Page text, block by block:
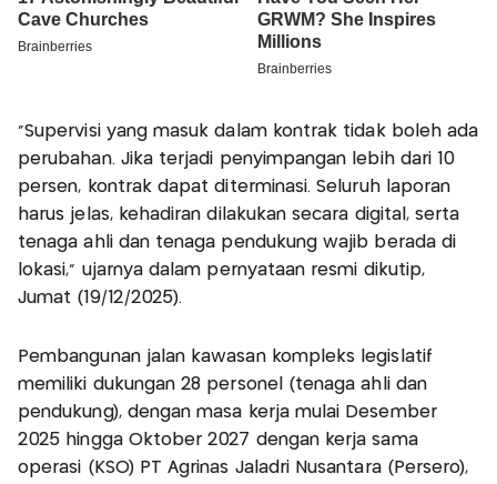
"Supervisi yang masuk dalam kontrak tidak boleh ada
perubahan. Jika terjadi penyimpangan lebih dari 10
persen, kontrak dapat diterminasi. Seluruh laporan
harus jelas, kehadiran dilakukan secara digital, serta
tenaga ahli dan tenaga pendukung wajib berada di
lokasi," ujarnya dalam pernyataan resmi dikutip,
Jumat (19/12/2025).
Pembangunan jalan kawasan kompleks legislatif
memiliki dukungan 28 personel (tenaga ahli dan
pendukung), dengan masa kerja mulai Desember
2025 hingga Oktober 2027 dengan kerja sama
operasi (KSO) PT Agrinas Jaladri Nusantara (Persero),